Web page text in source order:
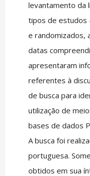
levantamento da
tipos de estudos
e randomizados,
datas
apresentaram
referentes à
de busca para
utilização de
bases de dados
A busca foi
portuguesa.
obtidos em sua